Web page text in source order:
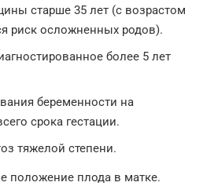
старше 35 лет (с возрастом
риск осложненных родов).
более 5 лет
беременности на
срока гестации.
тяжелой степени.
положение плода в матке.